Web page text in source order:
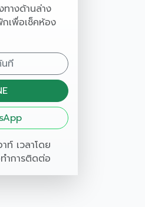
างด้านล่าง
กเพื่อเช็คห้อง
ที
ท์ เวลาโดย
ำการติดต่อ